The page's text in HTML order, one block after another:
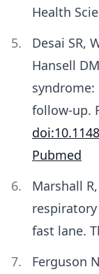
Health
Desai SR,
Hansell
follow-up.
Pubmed
Marshall
fast lane.
Ferguson